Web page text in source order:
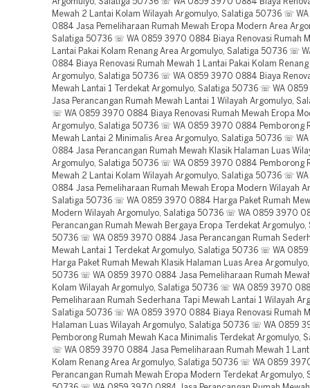
Argomulyo, Salatiga 50736 ☏ WA 0859 3970 0884 Biaya
Mewah 2 Lantai Kolam Wilayah Argomulyo, Salatiga 50736 ☏
0884 Jasa Pemeliharaan Rumah Mewah Eropa Modern Area
Salatiga 50736 ☏ WA 0859 3970 0884 Biaya Renovasi Rumah
Lantai Pakai Kolam Renang Area Argomulyo, Salatiga 50736 ☏
0884 Biaya Renovasi Rumah Mewah 1 Lantai Pakai Kolam
Argomulyo, Salatiga 50736 ☏ WA 0859 3970 0884 Biaya
Mewah Lantai 1 Terdekat Argomulyo, Salatiga 50736 ☏ WA
Jasa Perancangan Rumah Mewah Lantai 1 Wilayah Argomulyo,
☏ WA 0859 3970 0884 Biaya Renovasi Rumah Mewah Eropa
Argomulyo, Salatiga 50736 ☏ WA 0859 3970 0884 Pemborong
Mewah Lantai 2 Minimalis Area Argomulyo, Salatiga 50736 ☏
0884 Jasa Perancangan Rumah Mewah Klasik Halaman Luas
Argomulyo, Salatiga 50736 ☏ WA 0859 3970 0884 Pemborong
Mewah 2 Lantai Kolam Wilayah Argomulyo, Salatiga 50736 ☏
0884 Jasa Pemeliharaan Rumah Mewah Eropa Modern Wilayah
Salatiga 50736 ☏ WA 0859 3970 0884 Harga Paket Rumah
Modern Wilayah Argomulyo, Salatiga 50736 ☏ WA 0859 3970
Perancangan Rumah Mewah Bergaya Eropa Terdekat Argomulyo,
50736 ☏ WA 0859 3970 0884 Jasa Perancangan Rumah
Mewah Lantai 1 Terdekat Argomulyo, Salatiga 50736 ☏ WA
Harga Paket Rumah Mewah Klasik Halaman Luas Area
50736 ☏ WA 0859 3970 0884 Jasa Pemeliharaan Rumah
Kolam Wilayah Argomulyo, Salatiga 50736 ☏ WA 0859 3970
Pemeliharaan Rumah Sederhana Tapi Mewah Lantai 1 Wilayah
Salatiga 50736 ☏ WA 0859 3970 0884 Biaya Renovasi Rumah
Halaman Luas Wilayah Argomulyo, Salatiga 50736 ☏ WA 0859
Pemborong Rumah Mewah Kaca Minimalis Terdekat Argomulyo,
☏ WA 0859 3970 0884 Jasa Pemeliharaan Rumah Mewah 1
Kolam Renang Area Argomulyo, Salatiga 50736 ☏ WA 0859
Perancangan Rumah Mewah Eropa Modern Terdekat Argomulyo,